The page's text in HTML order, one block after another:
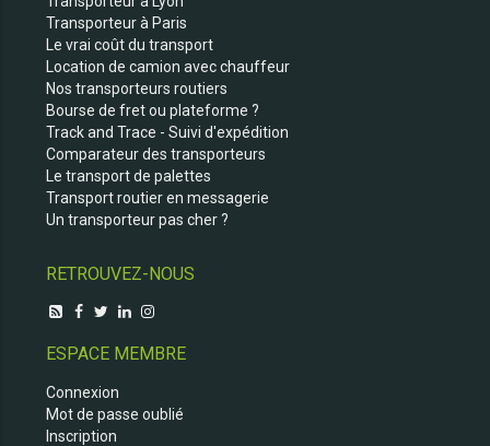
Transporteur à Paris
Le vrai coût du transport
Location de camion avec chauffeur
Nos transporteurs routiers
Bourse de fret ou plateforme ?
Track and Trace - Suivi d'expédition
Comparateur des transporteurs
Le transport de palettes
Transport routier en messagerie
Un transporteur pas cher ?
RETROUVEZ-NOUS
ESPACE MEMBRE
Connexion
Mot de passe oublié
Inscription